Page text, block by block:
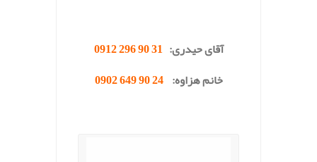
آقای حیدری: 31 90 296 0912
خانم هزاوه:24 90 649 0902